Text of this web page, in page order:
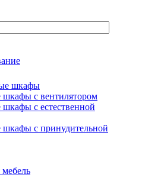
шкафы
с вентилятором
с естественной
с принудительной
мебель